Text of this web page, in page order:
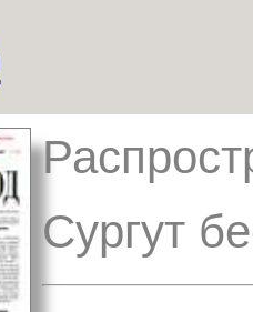
Сургут